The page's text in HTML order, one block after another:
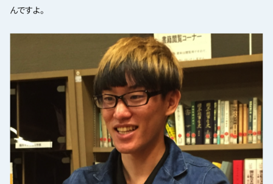
んですよ。